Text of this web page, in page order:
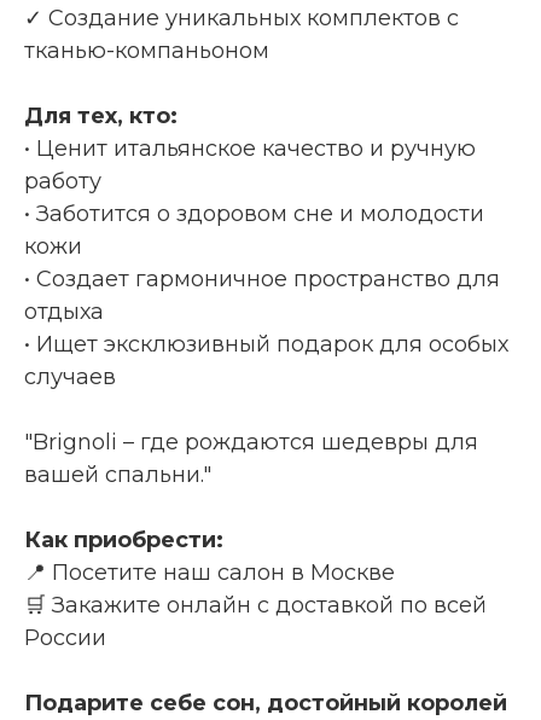
✓ Создание уникальных комплектов с
тканью-компаньоном
Для тех, кто:
• Ценит итальянское качество и ручную
работу
• Заботится о здоровом сне и молодости
кожи
• Создает гармоничное пространство для
отдыха
• Ищет эксклюзивный подарок для особых
случаев
"Brignoli – где рождаются шедевры для
вашей спальни."
Как приобрести:
📍 Посетите наш салон в Москве
🛒 Закажите онлайн с доставкой по всей
России
Подарите себе сон, достойный королей